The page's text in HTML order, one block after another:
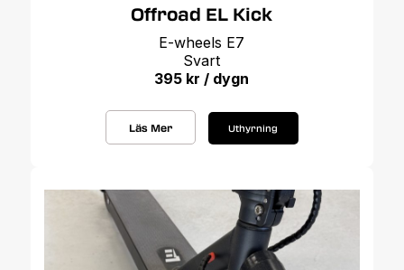
Offroad EL Kick
E-wheels E7
Svart
395 kr / dygn
Läs Mer Uthyrning